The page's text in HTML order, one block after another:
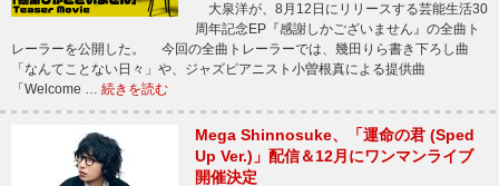
大泉洋が、8月12日にリリースする芸能生活30
周年記念EP『感謝しかございません』の全曲ト
レーラーを公開した。 今回の全曲トレーラーでは、幾田りら書き下ろし曲
「なんてことない日々」や、ジャズピアニスト小曽根真による提供曲
「Welcome … 続きを読む
Mega Shinnosuke、「運命の君 (Sped
Up Ver.)」配信＆12月にワンマンライブ
開催決定